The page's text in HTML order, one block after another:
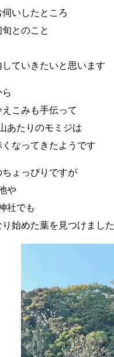
いしたところ
旬とのこと
していきたいと思います
えこみも手伝って
あたりのモミジは
くなってきたようです
ちょっぴりですが
や
社でも
り始めた葉を見つけました